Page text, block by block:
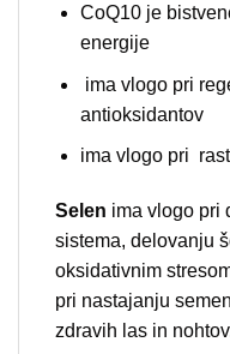
CoQ10 je
energije
ima vlogo pri
antioksidantov
ima vlogo pri
Selen ima vlogo pri
sistema, delovanju
oksidativnim
pri nastajanju
zdravih las in